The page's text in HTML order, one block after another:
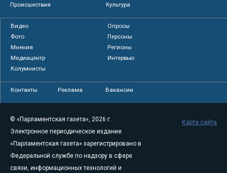
Происшествия
Культура
Видео
Опросы
Фото
Персоны
Мнения
Регионы
Медиацентр
Интервью
Колумнисты
Контакты Реклама Вакансии
© «Парламентская газета», 2026 г.
Электронное периодическое издание
«Парламентская газета» зарегистрировано в
Федеральной службе по надзору в сфере
связи, информационных технологий и
Карта сайта